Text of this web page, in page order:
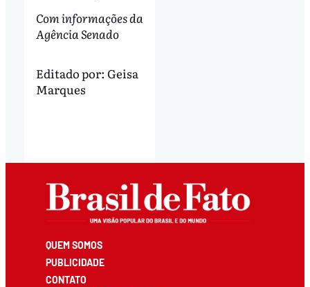
Com informações da
Agência Senado
Editado por: Geisa
Marques
QUEM SOMOS
PUBLICIDADE
CONTATO